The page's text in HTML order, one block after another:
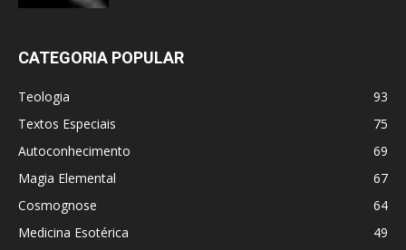
CATEGORIA POPULAR
Teologia
93
Textos Especiais
75
Autoconhecimento
69
Magia Elemental
67
Cosmognose
64
Medicina Esotérica
49